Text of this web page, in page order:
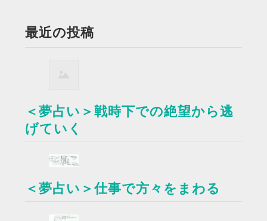
最近の投稿
＜夢占い＞戦時下での絶望から逃
げていく
＜夢占い＞仕事で方々をまわる